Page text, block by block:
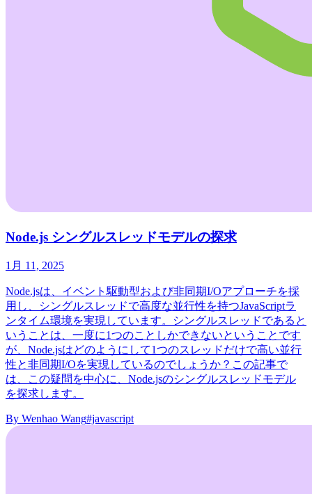
Node.js シングルスレッドモデルの探求
1月 11, 2025
Node.jsは、イベント駆動型および非同期I/Oアプローチを採
用し、シングルスレッドで高度な並行性を持つJavaScriptラ
ンタイム環境を実現しています。シングルスレッドであると
いうことは、一度に1つのことしかできないということです
が、Node.jsはどのようにして1つのスレッドだけで高い並行
性と非同期I/Oを実現しているのでしょうか？この記事で
は、この疑問を中心に、Node.jsのシングルスレッドモデル
を探求します。
By Wenhao Wang#javascript